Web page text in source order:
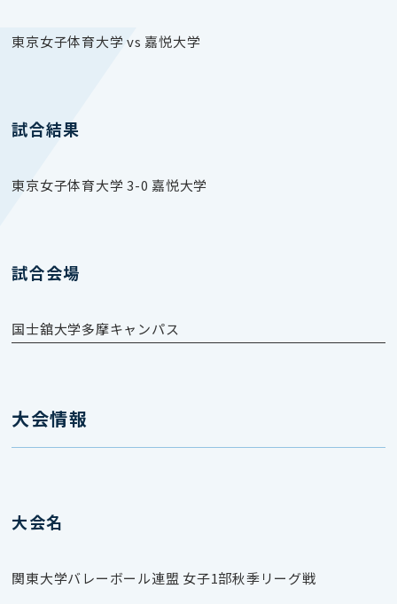
東京女子体育大学 vs 嘉悦大学
試合結果
東京女子体育大学 3-0 嘉悦大学
試合会場
国士舘大学多摩キャンパス
大会情報
大会名
関東大学バレーボール連盟 女子1部秋季リーグ戦